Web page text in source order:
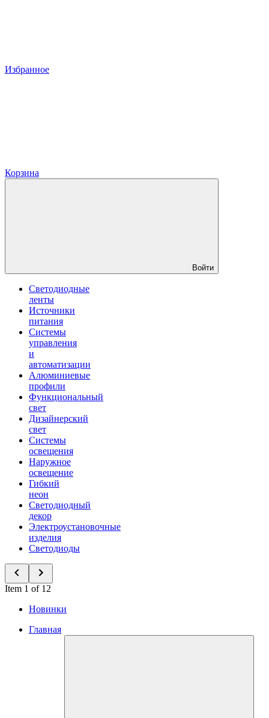
Избранное
Корзина
Войти
Светодиодные
ленты
Источники
питания
Системы
управления
и
автоматизации
Алюминиевые
профили
Функциональный
свет
Дизайнерский
свет
Системы
освещения
Наружное
освещение
Гибкий
неон
Светодиодный
декор
Электроустановочные
изделия
Светодиоды
Item 1 of 12
Новинки
Главная